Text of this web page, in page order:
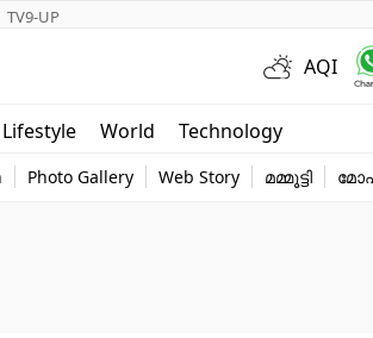
TV9-UP
AQI
Lifestyle World Technology
Photo Gallery Web Story മമ്മൂട്ടി